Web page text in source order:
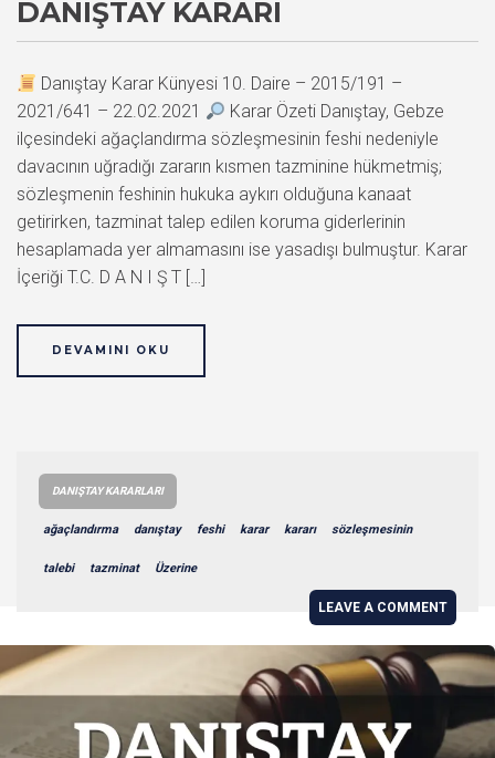
DANIŞTAY KARARI
Danıştay Karar Künyesi 10. Daire – 2015/191 –
2021/641 – 22.02.2021
Karar Özeti Danıştay, Gebze
ilçesindeki ağaçlandırma sözleşmesinin feshi nedeniyle
davacının uğradığı zararın kısmen tazminine hükmetmiş;
sözleşmenin feshinin hukuka aykırı olduğuna kanaat
getirirken, tazminat talep edilen koruma giderlerinin
hesaplamada yer almamasını ise yasadışı bulmuştur. Karar
İçeriği T.C. D A N I Ş T […]
DEVAMINI OKU
DANIŞTAY KARARLARI
ağaçlandırma danıştay feshi karar kararı sözleşmesinin
talebi tazminat Üzerine
LEAVE A COMMENT